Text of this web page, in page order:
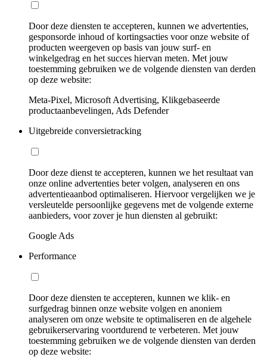
Door deze diensten te accepteren, kunnen we advertenties,
gesponsorde inhoud of kortingsacties voor onze website of
producten weergeven op basis van jouw surf- en
winkelgedrag en het succes hiervan meten. Met jouw
toestemming gebruiken we de volgende diensten van derden
op deze website:
Meta-Pixel, Microsoft Advertising, Klikgebaseerde
productaanbevelingen, Ads Defender
Uitgebreide conversietracking
Door deze dienst te accepteren, kunnen we het resultaat van
onze online advertenties beter volgen, analyseren en ons
advertentieaanbod optimaliseren. Hiervoor vergelijken we je
versleutelde persoonlijke gegevens met de volgende externe
aanbieders, voor zover je hun diensten al gebruikt:
Google Ads
Performance
Door deze diensten te accepteren, kunnen we klik- en
surfgedrag binnen onze website volgen en anoniem
analyseren om onze website te optimaliseren en de algehele
gebruikerservaring voortdurend te verbeteren. Met jouw
toestemming gebruiken we de volgende diensten van derden
op deze website: